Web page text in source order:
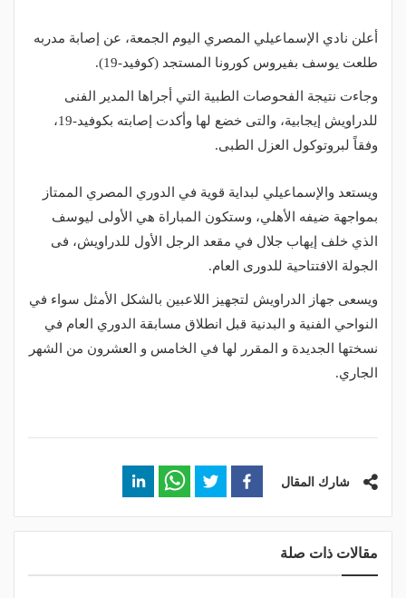
أعلن نادي الإسماعيلي المصري اليوم الجمعة، عن إصابة مدربه
طلعت يوسف بفيروس كورونا المستجد (كوفيد-19).
وجاءت نتيجة الفحوصات الطبية التي أجراها المدير الفنى
للدراويش إيجابية، والتى خضع لها وأكدت إصابته بكوفيد-19،
وفقاً لبروتوكول العزل الطبى.
ويستعد والإسماعيلي لبداية قوية في الدوري المصري الممتاز
بمواجهة ضيفه الأهلي، وستكون المباراة هي الأولى ليوسف
الذي خلف إيهاب جلال في مقعد الرجل الأول للدراويش، فى
الجولة الافتتاحية للدورى العام.
ويسعى جهاز الدراويش لتجهيز اللاعبين بالشكل الأمثل سواء في
النواحي الفنية و البدنية قبل انطلاق مسابقة الدوري العام في
نسختها الجديدة و المقرر لها في الخامس و العشرون من الشهر
الجاري.
شارك المقال
مقالات ذات صلة